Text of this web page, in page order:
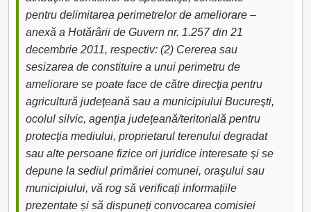
pentru delimitarea perimetrelor de ameliorare –
anexă a Hotărârii de Guvern nr. 1.257 din 21
decembrie 2011, respectiv: (2) Cererea sau
sesizarea de constituire a unui perimetru de
ameliorare se poate face de către direcţia pentru
agricultură judeţeană sau a municipiului Bucureşti,
ocolul silvic, agenţia judeţeană/teritorială pentru
protecţia mediului, proprietarul terenului degradat
sau alte persoane fizice ori juridice interesate şi se
depune la sediul primăriei comunei, oraşului sau
municipiului, vă rog să verificați informațiile
prezentate și să dispuneți convocarea comisiei